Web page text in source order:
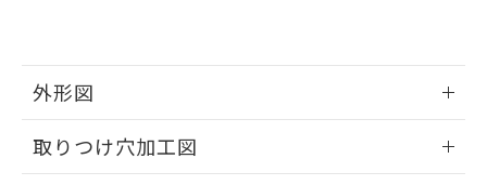
外形図
取りつけ穴加工図
および当社の共同利用者が、当社の製
※当社の共同利用者とは、
の共同利用に関して"
の「1.共同利
とができます。
EU RoHS指令（10物質）の非含有証明書